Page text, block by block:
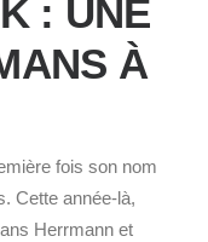
: UNE
À
fois son nom
Cette année-là,
Herrmann et